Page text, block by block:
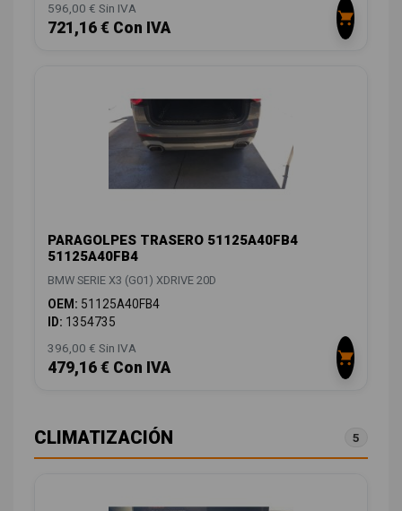
596,00 € Sin IVA
721,16 € Con IVA
PARAGOLPES TRASERO 51125A40FB4
51125A40FB4
BMW SERIE X3 (G01) XDRIVE 20D
OEM: 51125A40FB4
ID: 1354735
396,00 € Sin IVA
479,16 € Con IVA
CLIMATIZACIÓN 5